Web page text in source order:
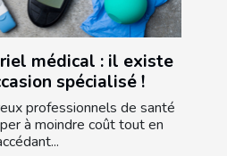
médical : il existe
spécialisé !
professionnels de santé
à moindre coût tout en